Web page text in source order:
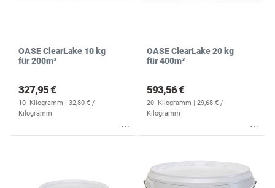
OASE ClearLake 10 kg
für 200m³
327,95 €
10 Kilogramm | 32,80 € /
Kilogramm
OASE ClearLake 20 kg
für 400m³
593,56 €
20 Kilogramm | 29,68 € /
Kilogramm